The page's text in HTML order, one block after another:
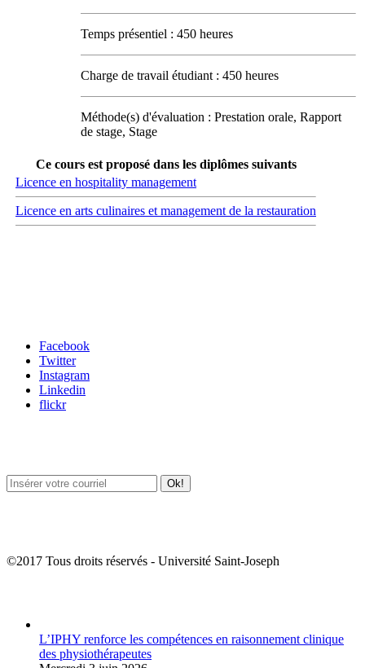
Temps présentiel : 450 heures
Charge de travail étudiant : 450 heures
Méthode(s) d'évaluation : Prestation orale, Rapport
de stage, Stage
Ce cours est proposé dans les diplômes suivants
Licence en hospitality management
Licence en arts culinaires et management de la restauration
Facebook
Twitter
Instagram
Linkedin
flickr
©2017 Tous droits réservés - Université Saint-Joseph
L’IPHY renforce les compétences en raisonnement clinique
des physiothérapeutes